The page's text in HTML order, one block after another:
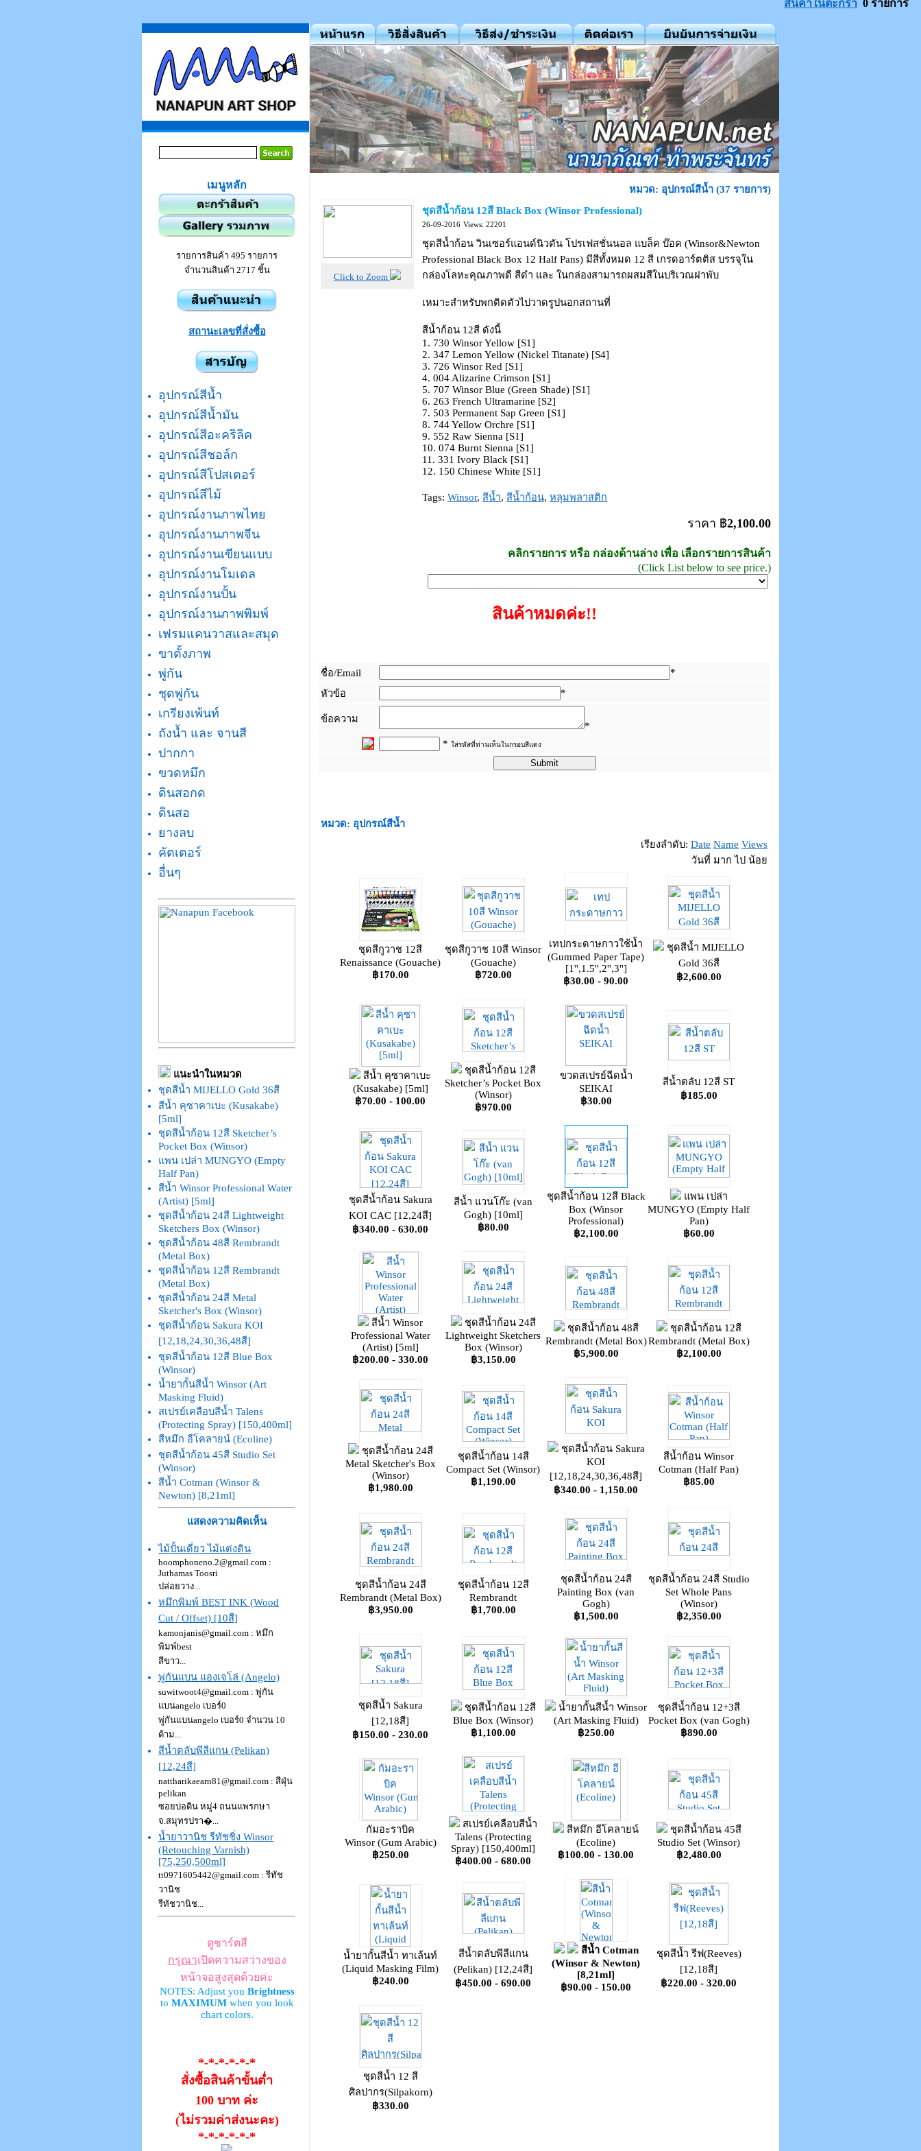
เมนูหลัก
สินค้าในตะกร้า 0 รายการ
รายการสินค้า 495 รายการ
จำนวนสินค้า 2717 ชิ้น
สถานะเลขที่สั่งซื้อ
อุปกรณ์สีน้ำ
อุปกรณ์สีน้ำมัน
อุปกรณ์สีอะคริลิค
อุปกรณ์สีชอล์ก
อุปกรณ์สีโปสเตอร์
อุปกรณ์สีไม้
อุปกรณ์งานภาพไทย
อุปกรณ์งานภาพจีน
อุปกรณ์งานเขียนแบบ
อุปกรณ์งานโมเดล
อุปกรณ์งานปั้น
อุปกรณ์งานภาพพิมพ์
เฟรมแคนวาสและสมุด
ขาตั้งภาพ
พู่กัน
ชุดพู่กัน
เกรียงเพ้นท์
ถังน้ำ และ จานสี
ปากกา
ขวดหมึก
ดินสอกด
ดินสอ
ยางลบ
คัตเตอร์
อื่นๆ
แนะนำในหมวด
ชุดสีน้ำ MIJELLO Gold 36สี
สีน้ำ คุซาคาเบะ (Kusakabe)
[5ml]
ชุดสีน้ำก้อน 12สี Sketcher’s
Pocket Box (Winsor)
แพน เปล่า MUNGYO (Empty
Half Pan)
สีน้ำ Winsor Professional Water
(Artist) [5ml]
ชุดสีน้ำก้อน 24สี Lightweight
Sketchers Box (Winsor)
ชุดสีน้ำก้อน 48สี Rembrandt
(Metal Box)
ชุดสีน้ำก้อน 12สี Rembrandt
(Metal Box)
ชุดสีน้ำก้อน 24สี Metal
Sketcher's Box (Winsor)
ชุดสีน้ำก้อน Sakura KOI
[12,18,24,30,36,48สี]
ชุดสีน้ำก้อน 12สี Blue Box
(Winsor)
น้ำยากั้นสีน้ำ Winsor (Art
Masking Fluid)
สเปรย์เคลือบสีน้ำ Talens
(Protecting Spray) [150,400ml]
สีหมึก อีโคลายน์ (Ecoline)
ชุดสีน้ำก้อน 45สี Studio Set
(Winsor)
สีน้ำ Cotman (Winsor &
Newton) [8,21ml]
แสดงความคิดเห็น
ไม้ปั้นเดี่ยว ไม้แต่งดิน
boomphoneno.2@gmail.com :
Juthamas Toosri
ปล่อยวาง...
หมึกพิมพ์ BEST INK (Wood
Cut / Offset) [10สี]
kamonjanis@gmail.com : หมึก
พิมพ์best
สีขาว...
พู่กันแบน แองเจโล่ (Angelo)
suwitwoot4@gmail.com : พู่กัน
แบนangelo เบอร์0
พู่กันแบนangelo เบอร์0 จำนวน 10
ด้าม...
สีน้ำตลับพีลีแกน (Pelikan)
[12,24สี]
nattharikaearn81@gmail.com : สีฝุ่น
pelikan
ซอยบ่อดิน หมู่4 ถนนแพรกษา
จ.สมุทรปรา�...
น้ำยาวานิช รีทัชชิ่ง Winsor
(Retouching Varnish)
[75,250,500ml]
tt0971605442@gmail.com : รีทัช
วานิช
รีทัชวานิช...
ดูชาร์ตสี
กรุณาเปิดความสว่างของ
หน้าจอสูงสุดด้วยค่ะ
NOTES: Adjust you Brightness
to MAXIMUMwhen you look
chart colors.
*-*-*-*-*-*
สั่งซื้อสินค้าขั้นต่ำ
100 บาท ค่ะ
(ไม่รวมค่าส่งนะคะ)
*-*-*-*-*-*
หมวด: อุปกรณ์สีน้ำ (37 รายการ)
Click to Zoom
ชุดสีน้ำก้อน 12สี Black Box (Winsor Professional)
26-09-2016 Views: 22201
ชุดสีน้ำก้อน วินเซอร์แอนด์นิวตัน โปรเฟสชั่นนอล แบล็ค บ๊อค (Winsor&Newton
Professional Black Box 12 Half Pans) มีสีทั้งหมด 12 สี เกรดอาร์ตติส บรรจุใน
กล่องโลหะคุณภาพดี สีดำ และ ในกล่องสามารถผสมสีในบริเวณฝาพับ
เหมาะสำหรับพกติดตัวไปวาดรูปนอกสถานที่
สีน้ำก้อน 12สี ดังนี้
1. 730 Winsor Yellow [S1]
2. 347 Lemon Yellow (Nickel Titanate) [S4]
3. 726 Winsor Red [S1]
4. 004 Alizarine Crimson [S1]
5. 707 Winsor Blue (Green Shade) [S1]
6. 263 French Ultramarine [S2]
7. 503 Permanent Sap Green [S1]
8. 744 Yellow Orchre [S1]
9. 552 Raw Sienna [S1]
10. 074 Burnt Sienna [S1]
11. 331 Ivory Black [S1]
12. 150 Chinese White [S1]
Tags: Winsor, สีน้ำ, สีน้ำก้อน, หลุมพลาสติก
ราคา ฿2,100.00
คลิกรายการ หรือ กล่องด้านล่าง เพื่อ เลือกรายการสินค้า
(Click List below to see price.)
สินค้าหมดค่ะ!!
ชื่อ/Email
*
หัวข้อ
*
ข้อความ
*
* ใส่รหัสที่ท่านเห็นในกรอบสีแดง
หมวด: อุปกรณ์สีน้ำ
เรียงลำดับ: Date Name Views
วันที่ มาก ไป น้อย
ชุดสีกูวาช 12สี
Renaissance (Gouache)
฿170.00
ชุดสีกูวาช 10สี Winsor
(Gouache)
฿720.00
เทปกระดาษกาวใช้น้ำ
(Gummed Paper Tape)
[1'',1.5'',2'',3'']
฿30.00 - 90.00
ชุดสีน้ำ MIJELLO
Gold 36สี
฿2,600.00
สีน้ำ คุซาคาเบะ
(Kusakabe) [5ml]
฿70.00 - 100.00
ชุดสีน้ำก้อน 12สี
Sketcher’s Pocket Box
(Winsor)
฿970.00
ขวดสเปรย์ฉีดน้ำ
SEIKAI
฿30.00
สีน้ำตลับ 12สี ST
฿185.00
ชุดสีน้ำก้อน Sakura
KOI CAC [12,24สี]
฿340.00 - 630.00
สีน้ำ แวนโก๊ะ (van
Gogh) [10ml]
฿80.00
ชุดสีน้ำก้อน 12สี Black
Box (Winsor
Professional)
฿2,100.00
แพน เปล่า
MUNGYO (Empty Half
Pan)
฿60.00
สีน้ำ Winsor
Professional Water
(Artist) [5ml]
฿200.00 - 330.00
ชุดสีน้ำก้อน 24สี
Lightweight Sketchers
Box (Winsor)
฿3,150.00
ชุดสีน้ำก้อน 48สี
Rembrandt (Metal Box)
฿5,900.00
ชุดสีน้ำก้อน 12สี
Rembrandt (Metal Box)
฿2,100.00
ชุดสีน้ำก้อน 24สี
Metal Sketcher's Box
(Winsor)
฿1,980.00
ชุดสีน้ำก้อน 14สี
Compact Set (Winsor)
฿1,190.00
ชุดสีน้ำก้อน Sakura
KOI
[12,18,24,30,36,48สี]
฿340.00 - 1,150.00
สีน้ำก้อน Winsor
Cotman (Half Pan)
฿85.00
ชุดสีน้ำก้อน 24สี
Rembrandt (Metal Box)
฿3,950.00
ชุดสีน้ำก้อน 12สี
Rembrandt
฿1,700.00
ชุดสีน้ำก้อน 24สี
Painting Box (van
Gogh)
฿1,500.00
ชุดสีน้ำก้อน 24สี Studio
Set Whole Pans
(Winsor)
฿2,350.00
ชุดสีน้ำ Sakura
[12,18สี]
฿150.00 - 230.00
ชุดสีน้ำก้อน 12สี
Blue Box (Winsor)
฿1,100.00
น้ำยากั้นสีน้ำ Winsor
(Art Masking Fluid)
฿250.00
ชุดสีน้ำก้อน 12+3สี
Pocket Box (van Gogh)
฿890.00
กัมอะราบิค
Winsor (Gum Arabic)
฿250.00
สเปรย์เคลือบสีน้ำ
Talens (Protecting
Spray) [150,400ml]
฿400.00 - 680.00
สีหมึก อีโคลายน์
(Ecoline)
฿100.00 - 130.00
ชุดสีน้ำก้อน 45สี
Studio Set (Winsor)
฿2,480.00
น้ำยากั้นสีน้ำ ทาเล้นท์
(Liquid Masking Film)
฿240.00
สีน้ำตลับพีลีแกน
(Pelikan) [12,24สี]
฿450.00 - 690.00
สีน้ำ Cotman
(Winsor & Newton)
[8,21ml]
฿90.00 - 150.00
ชุดสีน้ำ รีฟ(Reeves)
[12,18สี]
฿220.00 - 320.00
ชุดสีน้ำ 12 สี
ศิลปากร(Silpakorn)
฿330.00